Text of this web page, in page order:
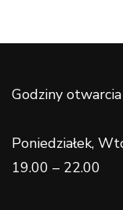
Godziny otwarcia
Poniedziałek,
19.00 – 22.00